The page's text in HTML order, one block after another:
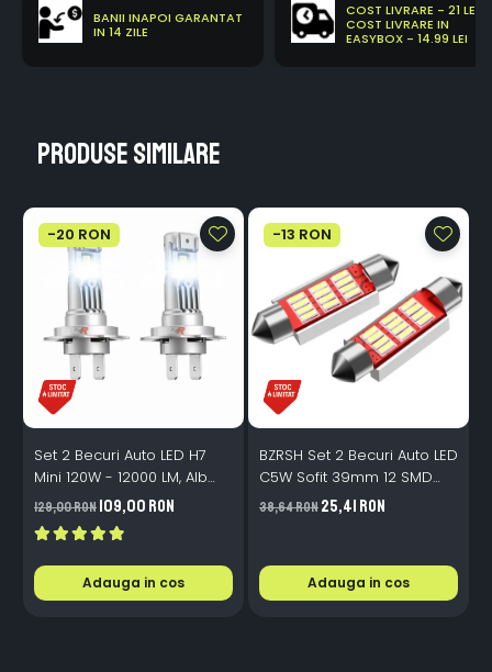
BANII INAPOI GARANTAT
IN 14 ZILE
COST LIVRARE - 21 LEI
COST LIVRARE IN
EASYBOX - 14.99 LEI
Produse similare
-20 RON
Set 2 Becuri Auto LED H7
Mini 120W - 12000 LM, Alb
Rece 6500K, Canbus
Integrat + Ventilator Răcire,
Plug & Play, 12-18V
129,00 RON109,00 RON
Adauga in cos
-13 RON
BZRSH Set 2 Becuri Auto LED
C5W Sofit 39mm 12 SMD
Canbus Fara Eroare
38,64 RON25,41 RON
Adauga in cos